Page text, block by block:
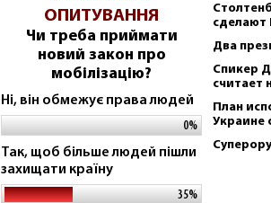
ОПИТУВАННЯ
Чи треба приймати
новий закон про
мобілізацію?
Ні, він обмежує права людей
0%
Так, щоб більше людей пішли
захищати країну
35%
сделают
Два
Спикер
считает
План
Украине